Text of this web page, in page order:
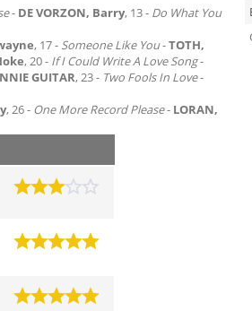
- DE VORZON, Barry, 13 - Do What You
, 17 - Someone Like You-TOTH,
, 20 - If I Could Write A Love Song-
GUITAR, 23 - Two Fools In Love-
, 26 - One More Record Please- LORAN,